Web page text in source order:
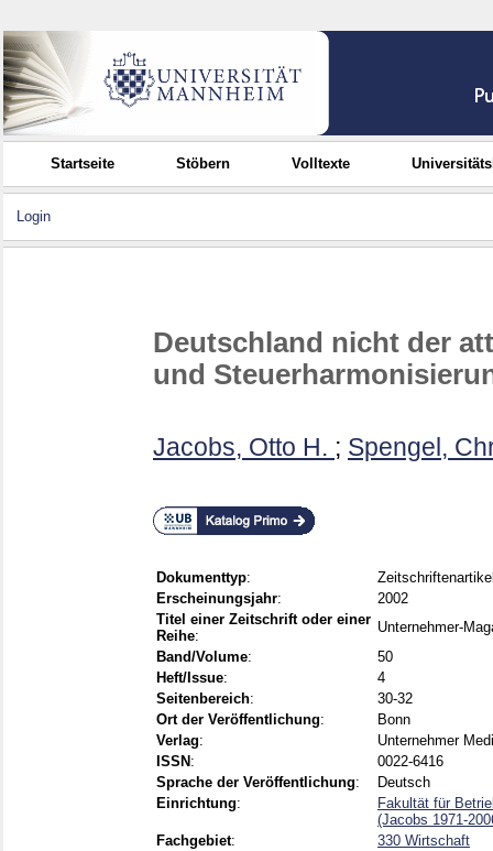
Startseite Stöbern Volltexte
Login
Deutschland nicht der
und
Jacobs, Otto H. ; Spengel,
Dokumenttyp:
Erscheinungsjahr:
2002
Titel einer Zeitschrift oder einer
Reihe:
Unternehmer-
Band/Volume:
50
Heft/Issue:
4
Seitenbereich:
30-32
Ort der Veröffentlichung:
Bonn
Verlag:
Unternehmer
ISSN :
0022-6416
Sprache der Veröffentlichung:
Deutsch
Einrichtung:
Fakultät für
(Jacobs 1971-
Fachgebiet: 330 Wirtschaft